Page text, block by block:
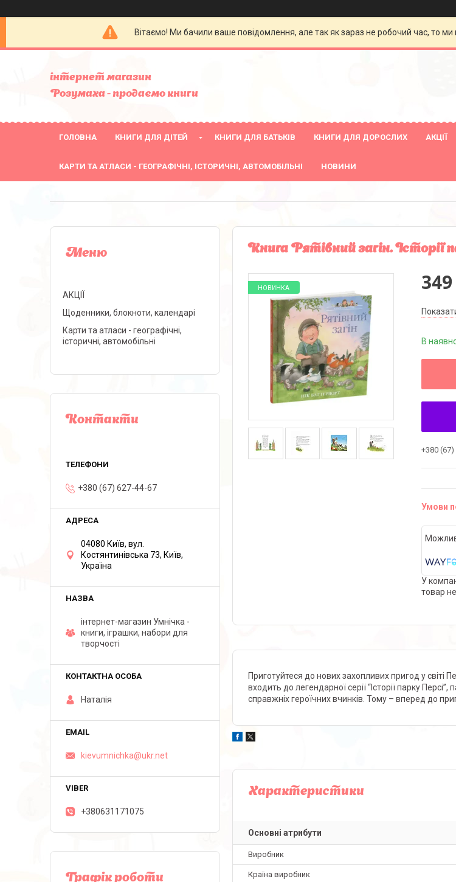
Вітаємо! Ми бачили ваше повідомлення, але так як зараз не робочий час, то
інтернет магазин
Розумаха - продаємо книги
ГОЛОВНА КНИГИ ДЛЯ ДІТЕЙ КНИГИ ДЛЯ БАТЬКІВ КНИГИ ДЛЯ ДОРОСЛИХ АКЦІЇ
КАРТИ ТА АТЛАСИ - ГЕОГРАФІЧНІ, ІСТОРИЧНІ, АВТОМОБІЛЬНІ НОВИНИ
Книга Рятівний загін.
НОВИНКА
В
+380
У
товар
Приготуйтеся до нових захопливих пригод у світі
входить до легендарної серії “Історії парку
справжніх героїчних вчинків. Тому – вперед до
Характеристики
Основні атрибути
Виробник
Країна виробник
АКЦІЇ
Щоденники, блокноти, календарі
Карти та атласи - географічні,
історичні, автомобільні
Контакти
+380 (67) 627-44-67
04080 Київ, вул.
Костянтинівська 73, Київ,
Україна
інтернет-магазин Умнічка -
книги, іграшки, набори для
творчості
Наталія
kievumnichka@ukr.net
+380631171075
Графік роботи